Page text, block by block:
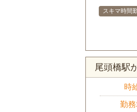
スキマ時間
尾頭橋駅
時
勤